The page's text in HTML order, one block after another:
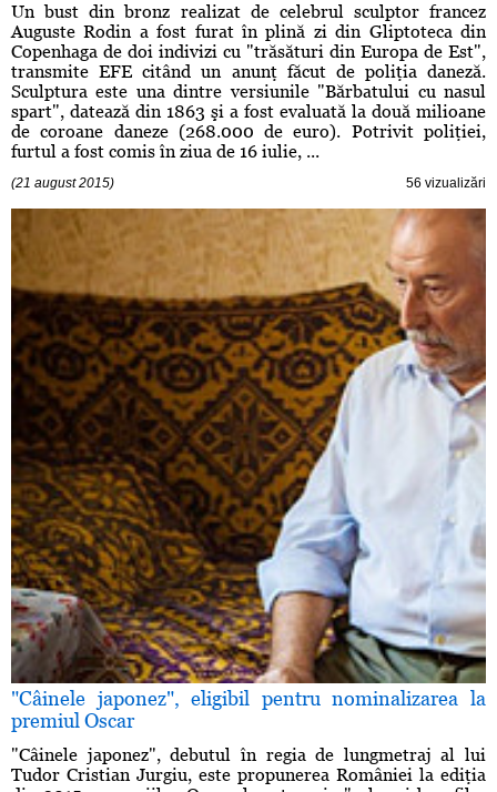
Un bust din bronz realizat de celebrul sculptor francez
Auguste Rodin a fost furat în plină zi din Gliptoteca din
Copenhaga de doi indivizi cu "trăsături din Europa de Est",
transmite EFE citând un anunţ făcut de poliţia daneză.
Sculptura este una dintre versiunile "Bărbatului cu nasul
spart", datează din 1863 şi a fost evaluată la două milioane
de coroane daneze (268.000 de euro). Potrivit poliţiei,
furtul a fost comis în ziua de 16 iulie, ...
(21 august 2015) 56 vizualizări
"Câinele japonez", eligibil pentru nominalizarea la
premiul Oscar
"Câinele japonez", debutul în regia de lungmetraj al lui
Tudor Cristian Jurgiu, este propunerea României la ediţia